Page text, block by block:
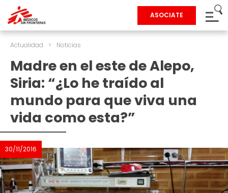
ASOCIATE
Actualidad > Noticias
Madre en el este de Alepo,
Siria: “¿Lo he traído al
mundo para que viva una
vida como esta?”
30/11/2016